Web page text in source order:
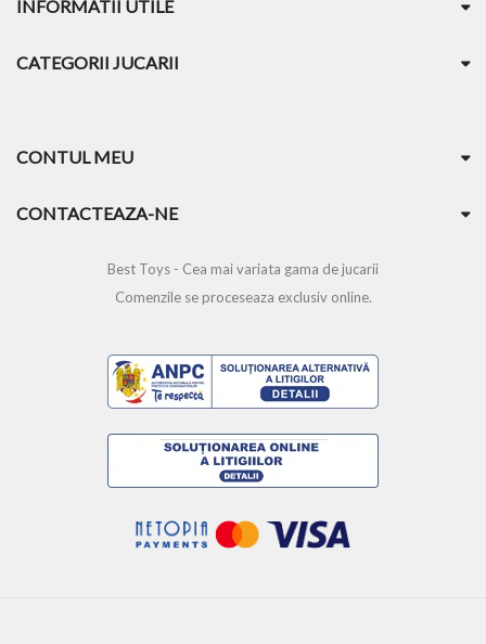
INFORMATII UTILE
CATEGORII JUCARII
CONTUL MEU
CONTACTEAZA-NE
Best Toys - Cea mai variata gama de jucarii
Comenzile se proceseaza exclusiv online.